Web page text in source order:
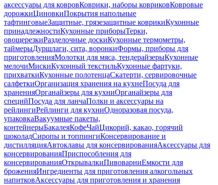
аксессуары для ковровКоврики, наборы ковриковКовровые
дорожкиЦиновкиПокрытия напольные
тафтинговыеЗащитные, грязезащитные коврикиКухонные
принадлежностиКухонные приборыТерки,
овощерезкиРазделочные доскиКухонные термометры,
таймерыДуршлаги, сита, воронкиФормы, приборы для
приготовленияМолотки для мяса, тендерайзерыКухонные
мелочиМискиКухонный текстильКухонные фартуки,
прихваткиКухонные полотенцаСкатерти, сервировочные
салфеткиОрганизация хранения на кухнеПосуда для
храненияОрганайзеры для кухниОрганайзеры для
специйПосуда для ланчаПолки и аксессуары на
рейлингиРейлинги для кухниОдноразовая посуда,
упаковкаВакуумные пакеты,
контейнерыБакалеяКофеЧайЦикорий, какао, горячий
шоколадСиропы и топпингиКонсервирование и
дистилляцияАвтоклавы для консервированияАксессуары для
консервированияПриспособления для
консервированияОткрывалкиПивоварниЕмкости для
броженияИнгредиенты для приготовления алкогольных
напитковАксессуары для приготовления и хранения